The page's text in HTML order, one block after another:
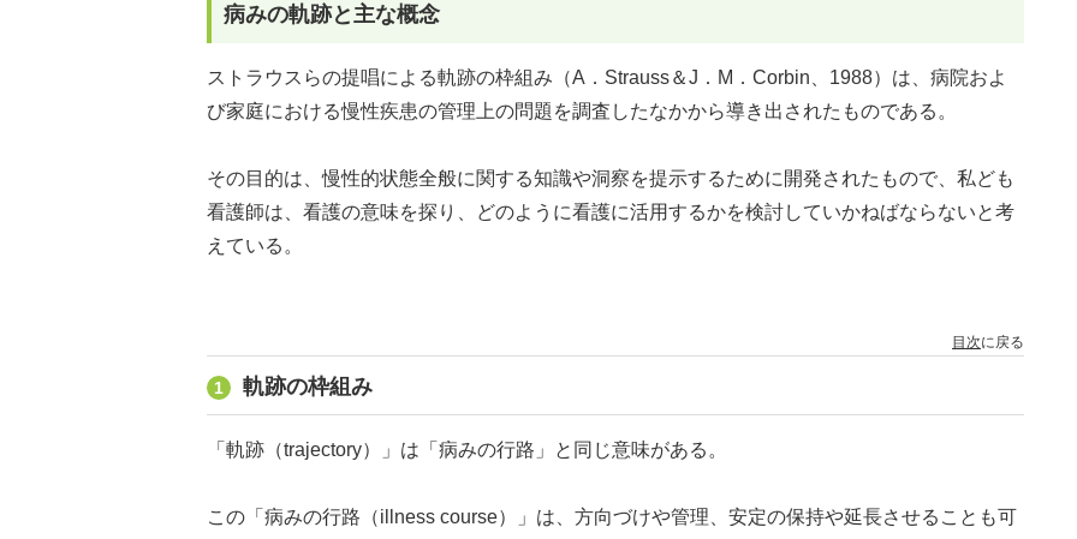
病みの軌跡と主な概念
ストラウスらの提唱による軌跡の枠組み（A．Strauss＆J．M．Corbin、1988）は、病院およ
び家庭における慢性疾患の管理上の問題を調査したなかから導き出されたものである。
その目的は、慢性的状態全般に関する知識や洞察を提示するために開発されたもので、私ども
看護師は、看護の意味を探り、どのように看護に活用するかを検討していかねばならないと考
えている。
目次に戻る
1 軌跡の枠組み
「軌跡（trajectory）」は「病みの行路」と同じ意味がある。
この「病みの行路（illness course）」は、方向づけや管理、安定の保持や延長させることも可